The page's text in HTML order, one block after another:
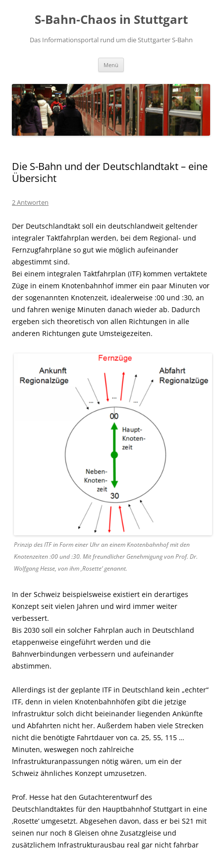
S-Bahn-Chaos in Stuttgart
Das Informationsportal rund um die Stuttgarter S-Bahn
Menü
Die S-Bahn und der Deutschlandtakt – eine
Übersicht
2 Antworten
Der Deutschlandtakt soll ein deutschlandweit geltender
integraler Taktfahrplan werden, bei dem Regional- und
Fernzugfahrpläne so gut wie möglich aufeinander
abgestimmt sind.
Bei einem integralen Taktfahrplan (ITF) kommen vertaktete
Züge in einem Knotenbahnhof immer ein paar Minuten vor
der sogenannten Knotenzeit, idealerweise :00 und :30, an
und fahren wenige Minuten danach wieder ab. Dadurch
ergeben sich theoretisch von allen Richtungen in alle
anderen Richtungen gute Umsteigezeiten.
Prinzip des ITF in Form einer Uhr an einem Knotenbahnhof mit den
Knotenzeiten :00 und :30. Mit freundlicher Genehmigung von Prof. Dr.
Wolfgang Hesse, von ihm ‚Rosette‘ genannt.
In der Schweiz beispielsweise existiert ein derartiges
Konzept seit vielen Jahren und wird immer weiter
verbessert.
Bis 2030 soll ein solcher Fahrplan auch in Deutschland
etappenweise eingeführt werden und die
Bahnverbindungen verbessern und aufeinander
abstimmen.
Allerdings ist der geplante ITF in Deutschland kein „echter“
ITF, denn in vielen Knotenbahnhöfen gibt die jetzige
Infrastruktur solch dicht beieinander liegenden Ankünfte
und Abfahrten nicht her. Außerdem haben viele Strecken
nicht die benötigte Fahrtdauer von ca. 25, 55, 115 …
Minuten, weswegen noch zahlreiche
Infrastrukturanpassungen nötig wären, um ein der
Schweiz ähnliches Konzept umzusetzen.
Prof. Hesse hat den Gutachterentwurf des
Deutschlandtaktes für den Hauptbahnhof Stuttgart in eine
‚Rosette‘ umgesetzt. Abgesehen davon, dass er bei S21 mit
seinen nur noch 8 Gleisen ohne Zusatzgleise und
zusätzlichem Infrastrukturausbau real gar nicht fahrbar